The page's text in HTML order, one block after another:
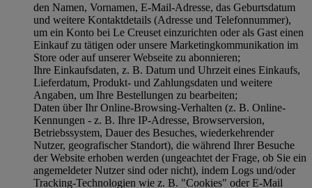
den Namen, Vornamen, E-Mail-Adresse, das Geburtsdatum
und weitere Kontaktdetails (Adresse und Telefonnummer),
um ein Konto bei Le Creuset einzurichten oder als Gast einen
Einkauf zu tätigen oder unsere Marketingkommunikation im
Store oder auf unserer Webseite zu abonnieren;
Ihre Einkaufsdaten, z. B. Datum und Uhrzeit eines Einkaufs,
Lieferdatum, Produkt- und Zahlungsdaten und weitere
Angaben, um Ihre Bestellungen zu bearbeiten;
Daten über Ihr Online-Browsing-Verhalten (z. B. Online-
Kennungen - z. B. Ihre IP-Adresse, Browserversion,
Betriebssystem, Dauer des Besuches, wiederkehrender
Nutzer, geografischer Standort), die während Ihrer Besuche
der Website erhoben werden (ungeachtet der Frage, ob Sie ein
angemeldeter Nutzer sind oder nicht), indem Logs und/oder
Tracking-Technologien wie z. B. "Cookies" oder E-Mail